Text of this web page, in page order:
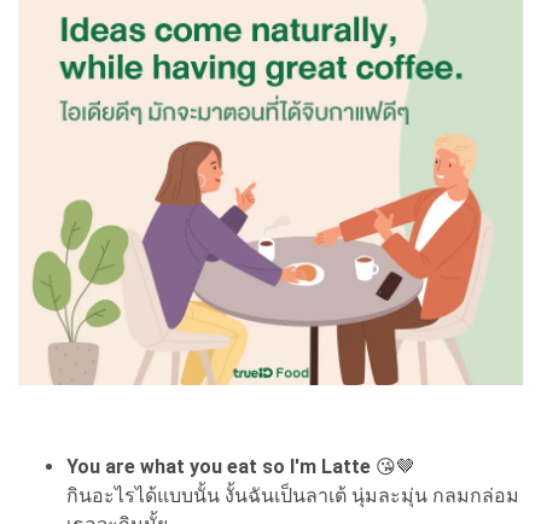
You are what you eat so I'm Latte 😘🤎
กินอะไรได้แบบนั้น งั้นฉันเป็นลาเต้ นุ่มละมุ่น กลมกล่อม